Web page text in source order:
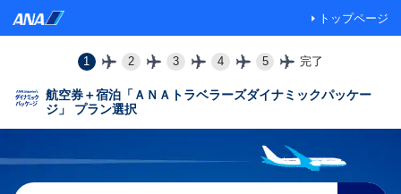
トップページ
1 2 3 4 5 完了
航空券＋宿泊「ＡＮＡトラベラーズダイナミックパッケー
ジ」 プラン選択